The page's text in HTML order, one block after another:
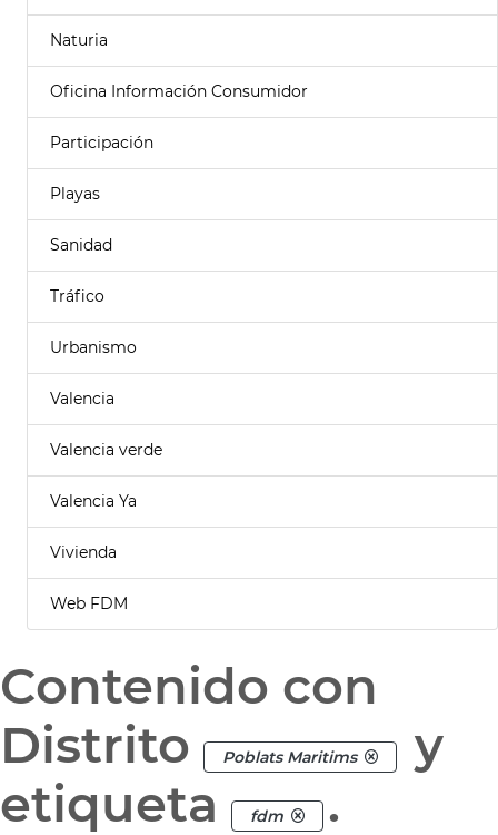
Naturia
Oficina Información Consumidor
Participación
Playas
Sanidad
Tráfico
Urbanismo
Valencia
Valencia verde
Valencia Ya
Vivienda
Web FDM
Contenido con
Distrito
Poblats Maritims
y
etiqueta
fdm .